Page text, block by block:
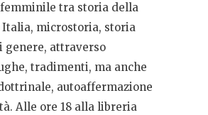
femminile tra storia della
microstoria, storia
genere, attraverso
tradimenti, ma anche
autoaffermazione
Alle ore 18 alla libreria